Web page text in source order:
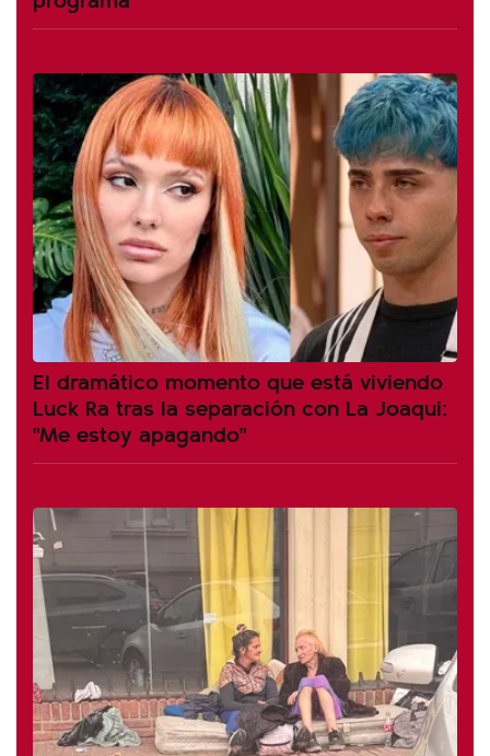
El dramático momento que está viviendo
Luck Ra tras la separación con La Joaqui:
"Me estoy apagando"